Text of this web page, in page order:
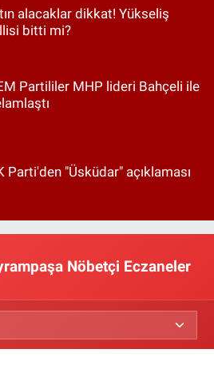
alacaklar dikkat! Yükseliş
bitti mi?
Partililer MHP lideri Bahçeli ile
Parti'den "Üsküdar" açıklaması
Nöbetçi Eczaneler